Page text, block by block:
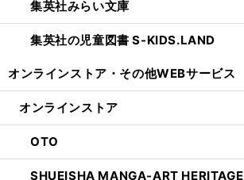
集英社みらい文庫
集英社の児童図書 S-KIDS.LAND
オンラインストア・ その他WEBサービス
オンラインストア
OTO
SHUEISHA MANGA-ART HERITAGE